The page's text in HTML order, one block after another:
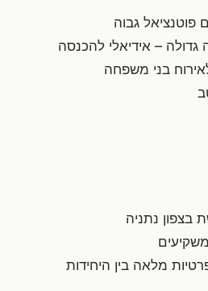
גינה גדולה – אידיאלי להכנסה
בני משפחה
בצפון נתניה
מלאה בין היחידות